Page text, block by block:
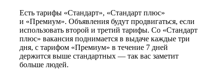
Есть тарифы «Стандарт», «Стандарт плюс»
и «Премиум». Объявления будут продвигаться, если
использовать второй и третий тарифы. Со «Стандарт
плюс» вакансия поднимается в выдаче каждые три
дня, с тарифом «Премиум» в течение 7 дней
держится выше стандартных — так вас заметит
больше людей.